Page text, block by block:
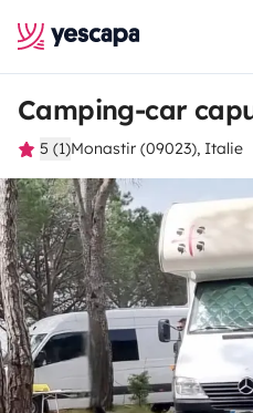
Camping-car
5 (1)Monastir (09023), Italie